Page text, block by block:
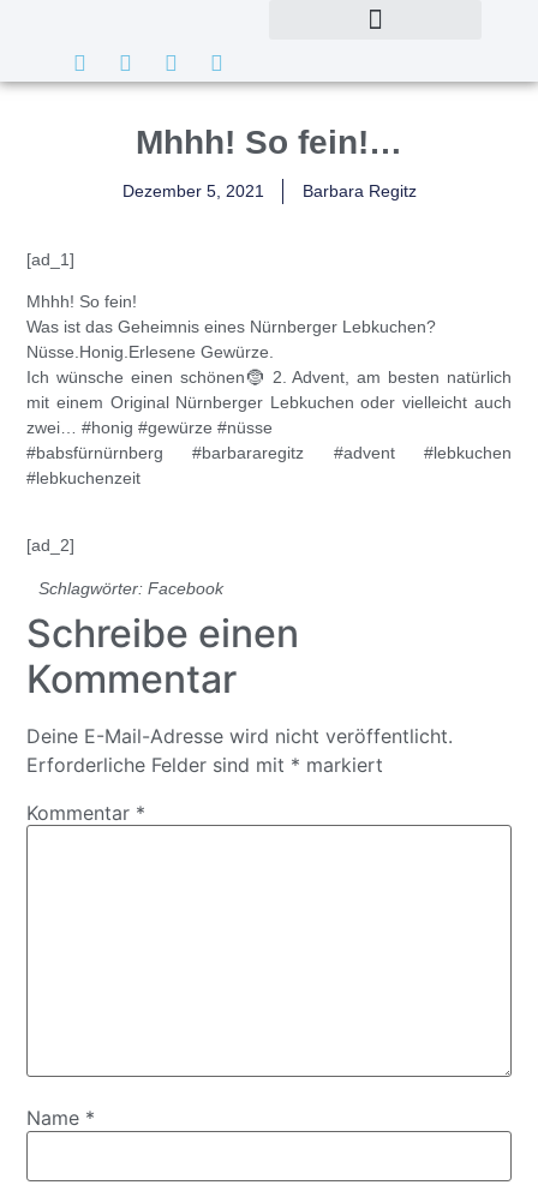
Mhhh! So fein!…
Dezember 5, 2021 Barbara Regitz
[ad_1]
Mhhh! So fein!
Was ist das Geheimnis eines Nürnberger Lebkuchen?
Nüsse.Honig.Erlesene Gewürze.
Ich wünsche einen schönen🤶 2. Advent, am besten natürlich
mit einem Original Nürnberger Lebkuchen oder vielleicht auch
zwei…#honig #gewürze #nüsse
#babsfürnürnberg
#barbararegitz #advent
#lebkuchen
#lebkuchenzeit
[ad_2]
Schlagwörter:Facebook
Schreibe einen
Kommentar
Deine E-Mail-Adresse wird nicht veröffentlicht.
Erforderliche Felder sind mit * markiert
Kommentar *
Name *